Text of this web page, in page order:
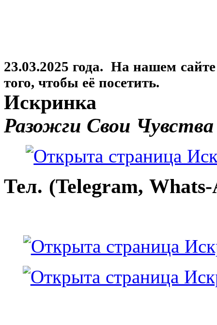
23.03.2025 года. На нашем
того, чтобы её посетить.
Искринка
Разожги Свои Чувства
Тел. (Telegram,